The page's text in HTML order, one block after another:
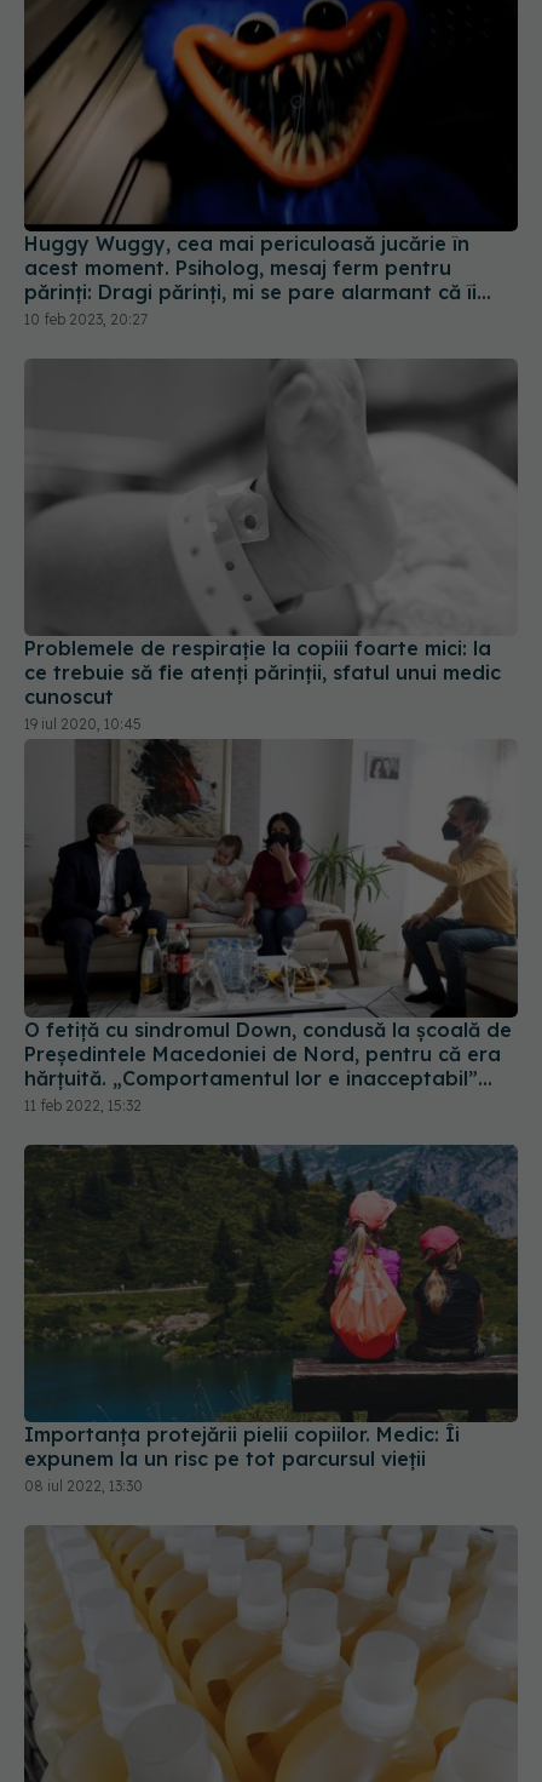
Huggy Wuggy, cea mai periculoasă jucărie în
acest moment. Psiholog, mesaj ferm pentru
părinți: Dragi părinți, mi se pare alarmant că îi
lăsați să se joace cu așa ceva. Mă înfioară
10 feb 2023, 20:27
Problemele de respirație la copiii foarte mici: la
ce trebuie să fie atenți părinții, sfatul unui medic
cunoscut
19 iul 2020, 10:45
O fetiță cu sindromul Down, condusă la școală de
Președintele Macedoniei de Nord, pentru că era
hărțuită. „Comportamentul lor e inacceptabil”
VIDEO
11 feb 2022, 15:32
Importanța protejării pielii copiilor. Medic: Îi
expunem la un risc pe tot parcursul vieții
08 iul 2022, 13:30
Chimicalele folosite la curățenie, asociate cu
întârzieri de dezvoltare a limbajului la copii